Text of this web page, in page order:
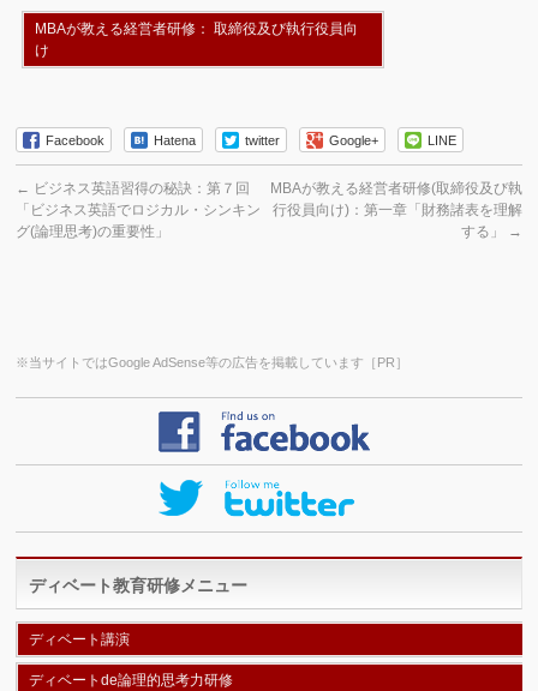
MBAが教える経営者研修： 取締役及び執行役員向
け
Facebook Hatena twitter Google+ LINE
← ビジネス英語習得の秘訣：第７回
「ビジネス英語でロジカル・シンキン
グ(論理思考)の重要性」
MBAが教える経営者研修(取締役及び執
行役員向け)：第一章「財務諸表を理解
する」
→
※当サイトではGoogle AdSense等の広告を掲載しています［PR］
ディベート教育研修メニュー
ディベート講演
ディベートde論理的思考力研修